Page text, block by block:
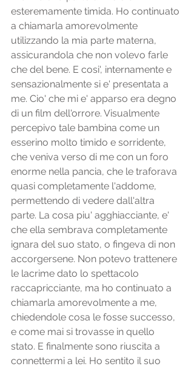
esteremamente timida. Ho continuato
a chiamarla amorevolmente
utilizzando la mia parte materna,
assicurandola che non volevo farle
che del bene. E cosi', internamente e
sensazionalmente si e' presentata a
me. Cio' che mi e' apparso era degno
di un film dell'orrore. Visualmente
percepivo tale bambina come un
esserino molto timido e sorridente,
che veniva verso di me con un foro
enorme nella pancia, che le traforava
quasi completamente l'addome,
permettendo di vedere dall'altra
parte. La cosa piu' agghiacciante, e'
che ella sembrava completamente
ignara del suo stato, o fingeva di non
accorgersene. Non potevo trattenere
le lacrime dato lo spettacolo
raccapricciante, ma ho continuato a
chiamarla amorevolmente a me,
chiedendole cosa le fosse successo,
e come mai si trovasse in quello
stato. E finalmente sono riuscita a
connettermi a lei. Ho sentito il suo